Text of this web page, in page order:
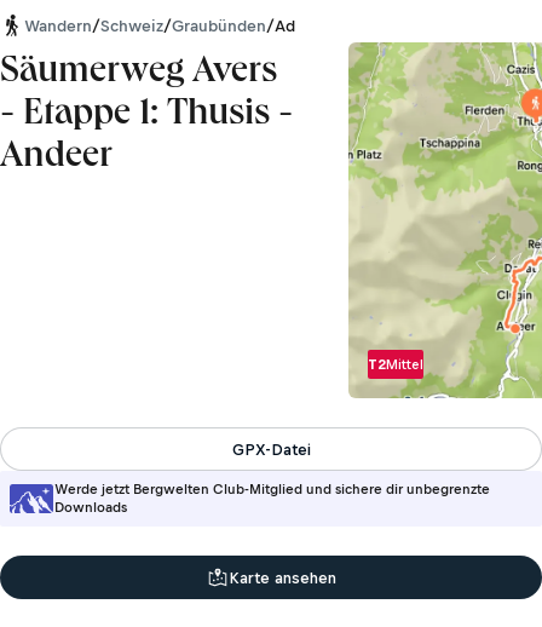
Wandern/Schweiz/Graubünden/Adula Alpen
Säumerweg Avers
- Etappe 1: Thusis -
Andeer
T2Mittel
Werde jetzt Bergwelten Club-Mitglied und sichere dir unbegrenzte
Downloads
GPX-Datei
Karte ansehen